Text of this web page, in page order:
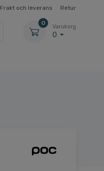
Frakt och leverans Retur
0
Varukorg
0